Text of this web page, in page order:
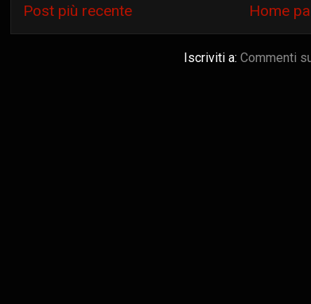
Post più recente Home
Iscriviti a: Commenti